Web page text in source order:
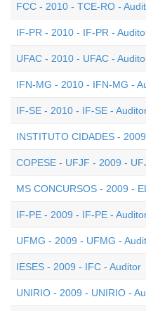
FCC - 2010 - TCE-RO -
IF-PR - 2010 - IF-PR -
UFAC - 2010 - UFAC -
IFN-MG - 2010 - IFN-MG -
IF-SE - 2010 - IF-SE -
INSTITUTO CIDADES -
COPESE - UFJF - 2009 -
MS CONCURSOS - 2009 -
IF-PE - 2009 - IF-PE -
UFMG - 2009 - UFMG -
IESES - 2009 - IFC - Auditor
UNIRIO - 2009 - UNIRIO -